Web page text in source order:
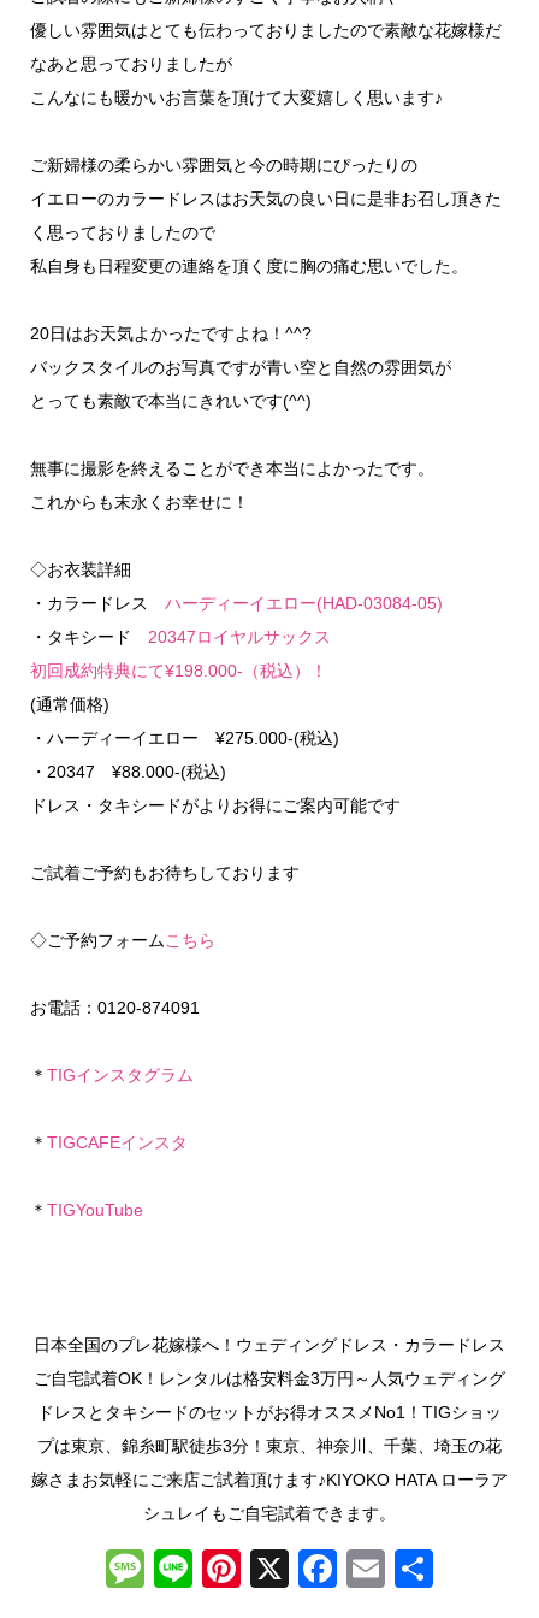
優しい雰囲気はとても伝わっておりましたので素敵な花嫁様だ
なあと思っておりましたが
こんなにも暖かいお言葉を頂けて大変嬉しく思います♪
ご新婦様の柔らかい雰囲気と今の時期にぴったりの
イエローのカラードレスはお天気の良い日に是非お召し頂きた
く思っておりましたので
私自身も日程変更の連絡を頂く度に胸の痛む思いでした。
20日はお天気よかったですよね！^^?
バックスタイルのお写真ですが青い空と自然の雰囲気が
とっても素敵で本当にきれいです(^^)
無事に撮影を終えることができ本当によかったです。
これからも末永くお幸せに！
◇お衣装詳細
・カラードレス ハーディーイエロー(HAD-03084-05)
・タキシード 20347ロイヤルサックス
初回成約特典にて¥198.000-（税込）！
(通常価格)
・ハーディーイエロー ¥275.000-(税込)
・20347 ¥88.000-(税込)
ドレス・タキシードがよりお得にご案内可能です
ご試着ご予約もお待ちしております
◇ご予約フォームこちら
お電話：0120-874091
＊ TIGインスタグラム
＊ TIGCAFEインスタ
＊ TIGYouTube
日本全国のプレ花嫁様へ！ウェディングドレス・カラードレス
ご自宅試着OK！レンタルは格安料金3万円～人気ウェディング
ドレスとタキシードのセットがお得オススメNo1！TIGショッ
プは東京、錦糸町駅徒歩3分！東京、神奈川、千葉、埼玉の花
嫁さまお気軽にご来店ご試着頂けます♪KIYOKO HATA ローラア
シュレイもご自宅試着できます。
M
e
Li
n
Pi
nt
X
F
a
E
m 有